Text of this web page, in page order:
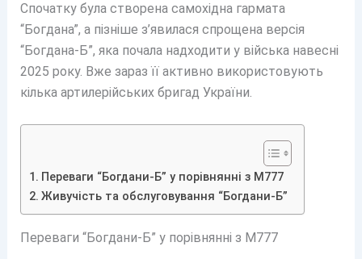
Спочатку була створена самохідна гармата
“Богдана”, а пізніше з’явилася спрощена версія
“Богдана-Б”, яка почала надходити у війська навесні
2025 року. Вже зараз її активно використовують
кілька артилерійських бригад України.
Переваги “Богдани-Б” у порівнянні з М777
Живучість та обслуговування “Богдани-Б”
Переваги “Богдани-Б” у порівнянні з М777